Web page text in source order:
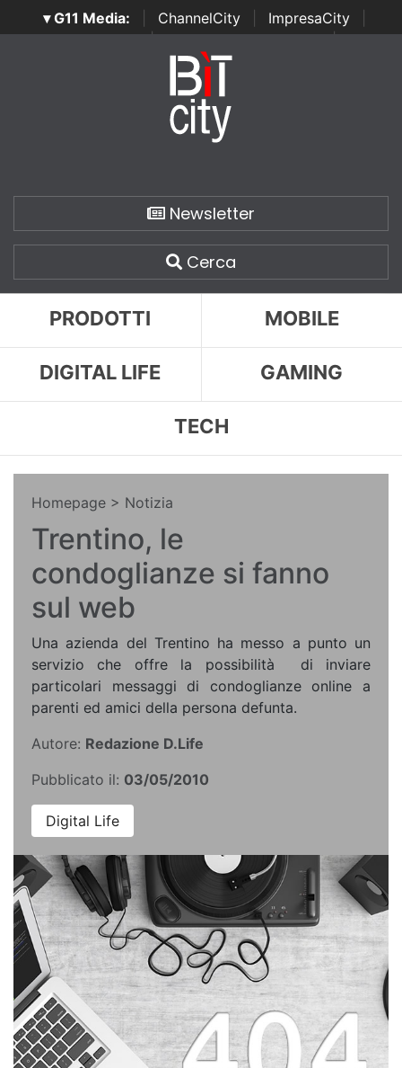
▾ G11 Media: ChannelCity ImpresaCity
SecurityOpenLab | Italian Channel Awards | Italian
Italian Security Awards
Newsletter
Cerca
PRODOTTI MOBILE
DIGITAL LIFE GAMING
TECH
Homepage > Notizia
Trentino, le
condoglianze si fanno
sul web
Una azienda del Trentino ha messo a punto un
servizio che offre la possibilità di inviare
particolari messaggi di condoglianze online a
parenti ed amici della persona defunta.
Autore: Redazione D.Life
Pubblicato il: 03/05/2010
Digital Life